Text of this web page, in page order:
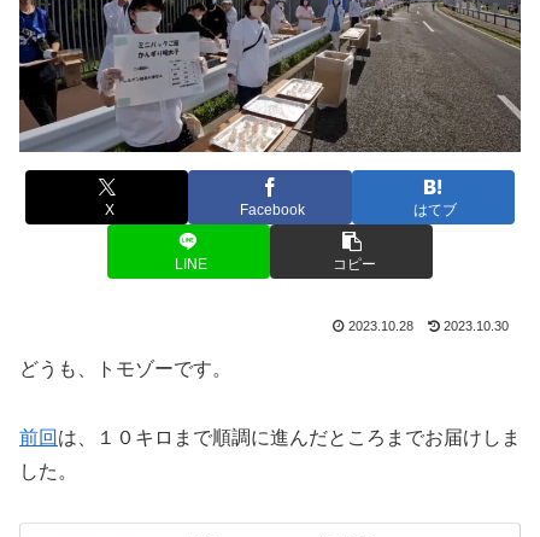
X Facebook はてブ
LINE コピー
2023.10.28 2023.10.30
どうも、トモゾーです。
前回 は、１０キロまで順調に進んだところまでお届けしま
した。